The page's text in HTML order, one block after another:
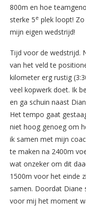
800m en hoe
sterke 5e plek loopt!
mijn eigen wedstrijd!
Tijd voor de wedstrijd.
van het veld te
kilometer erg rustig
veel kopwerk doet. Ik
en ga schuin naast
Het tempo gaat
niet hoog genoeg om
ik samen met mijn
te maken na 2400m
wat onzeker om dit
1500m voor het einde
samen. Doordat
voor mij het moment